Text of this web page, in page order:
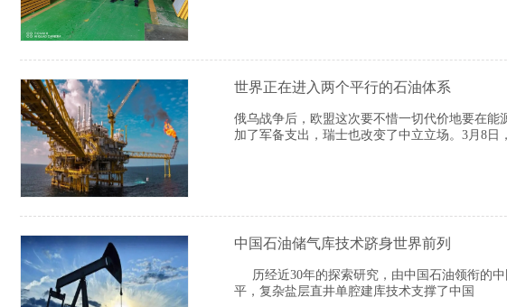
世界正在进入两个平行的石油体系
俄乌战争后，欧盟这次要不惜一切代价地要在
加了军备支出，瑞士也改变了中立立场。3月8
中国石油储气库技术跻身世界前列
历经近30年的探索研究，由中国石油领衔的中
平，复杂盐层直井单腔建库技术支撑了中国